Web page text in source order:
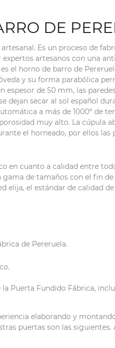
DE
Es un proceso de
artesanos con una
el horno de barro de
y su forma parabólica
espesor de 50 mm, las
dejan secar al sol español
a más de 1000º de
muy alto. La cúpula
el horneado, por ellos las
en cuanto a calidad entre
de tamaños con el fin de
elija, el estándar de calidad
de Pereruela.
Puerta Fundido Fábrica,
elaborando y
puertas son las siguientes.